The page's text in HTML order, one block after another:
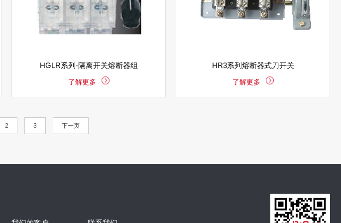
HGLR系列-隔离开关熔断器组
了解更多
HR3系列熔断器式刀开关
了解更多
2 3 下一页